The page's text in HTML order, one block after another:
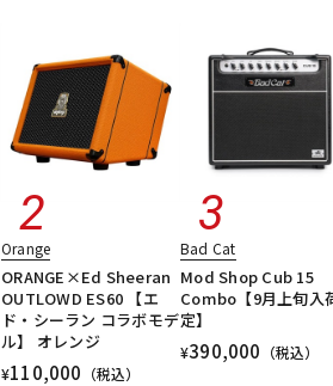
Orange
ORANGE×Ed Sheeran
OUTLOWD ES60 【エ
ド・シーラン コラボモデ
ル】 オレンジ
¥110,000 （税込）
Bad Cat
Mod Shop Cub 15
Combo【9月上旬入
定】
¥390,000 （税込）